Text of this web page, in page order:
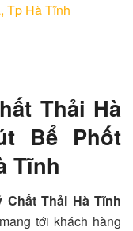
Tp Hà Tĩnh
Thải Hà
Bể Phốt
Tĩnh
Chất Thải Hà Tĩnh
tới khách hàng